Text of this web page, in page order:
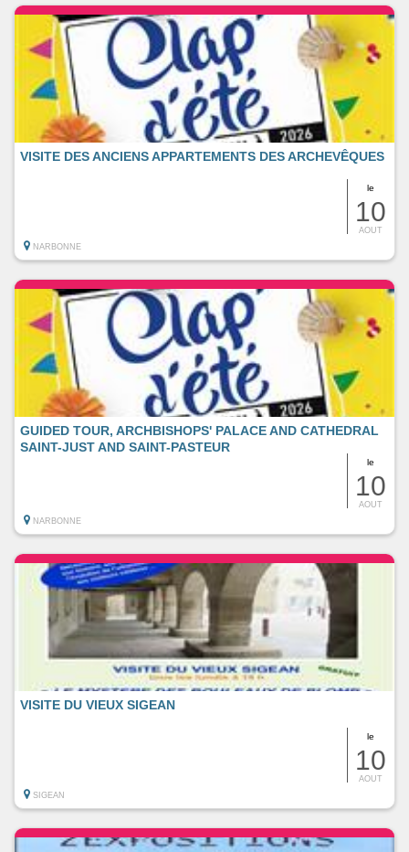
le
10
AOUT
VISITE DES ANCIENS APPARTEMENTS DES ARCHEVÊQUES
NARBONNE
le
10
AOUT
GUIDED TOUR, ARCHBISHOPS' PALACE AND CATHEDRAL
SAINT-JUST AND SAINT-PASTEUR
NARBONNE
le
10
AOUT
VISITE DU VIEUX SIGEAN
SIGEAN